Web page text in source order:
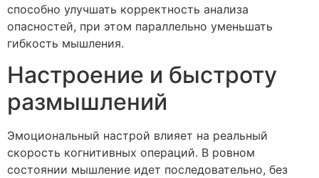
способно улучшать корректность анализа
опасностей, при этом параллельно уменьшать
гибкость мышления.
Настроение и быстроту
размышлений
Эмоциональный настрой влияет на реальный
скорость когнитивных операций. В ровном
состоянии мышление идет последовательно, без